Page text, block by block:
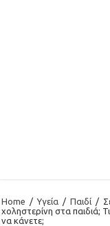
Home / Υγεία / Παιδί /
χοληστερίνη στα παιδιά;
να κάνετε;